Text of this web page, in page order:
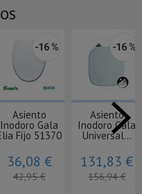
-16 %
Asiento
Inodoro Gala
Fijo 51370
36,08 €
42,95 €
-16 %
Asiento
Inodoro Gala
Universal...
131,83 €
156,94 €